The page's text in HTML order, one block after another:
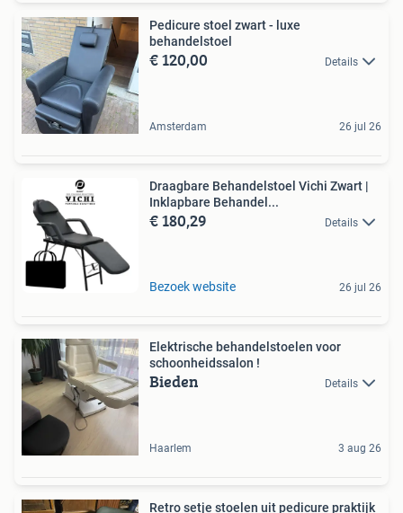
Pedicure stoel zwart - luxe
behandelstoel
€ 120,00 Details
Amsterdam 26 jul 26
Draagbare Behandelstoel Vichi Zwart |
Inklapbare Behandel...
€ 180,29 Details
Bezoek website 26 jul 26
Elektrische behandelstoelen voor
schoonheidssalon !
Bieden Details
Haarlem 3 aug 26
Retro setje stoelen uit pedicure praktijk